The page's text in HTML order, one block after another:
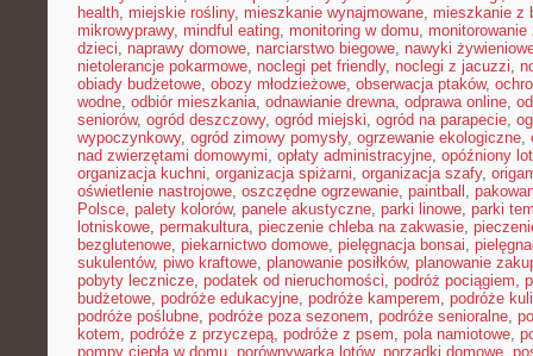
health, miejskie rośliny, mieszkanie wynajmowane, mieszkanie z
mikrowyprawy, mindful eating, monitoring w domu, monitorowanie
dzieci, naprawy domowe, narciarstwo biegowe, nawyki
nietolerancje pokarmowe, noclegi pet friendly, noclegi z jacuzzi,
obiady budżetowe, obozy młodzieżowe, obserwacja ptaków,
wodne, odbiór mieszkania, odnawianie drewna, odprawa online,
seniorów, ogród deszczowy, ogród miejski, ogród na parapecie,
wypoczynkowy, ogród zimowy pomysły, ogrzewanie ekologiczne,
nad zwierzętami domowymi, opłaty administracyjne, opóźniony lot
organizacja kuchni, organizacja spiżarni, organizacja szafy,
oświetlenie nastrojowe, oszczędne ogrzewanie, paintball ,
Polsce, palety kolorów, panele akustyczne, parki linowe, parki
lotniskowe, permakultura, pieczenie chleba na zakwasie,
bezglutenowe, piekarnictwo domowe, pielęgnacja bonsai,
sukulentów, piwo kraftowe, planowanie posiłków, planowanie
pobyty lecznicze, podatek od nieruchomości, podróż pociągiem,
budżetowe, podróże edukacyjne, podróże kamperem, podróże
podróże poślubne, podróże poza sezonem, podróże senioralne,
kotem, podróże z przyczepą, podróże z psem, pola namiotowe,
pompy ciepła w domu, porównywarka lotów, porządki domowe,